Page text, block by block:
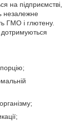
на підприємстві,
незалежне
ГМО і глютену.
дотримуються